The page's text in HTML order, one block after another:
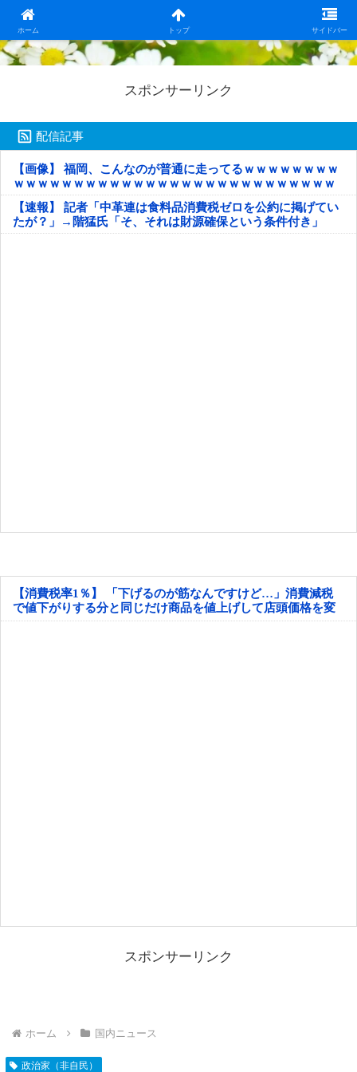
ホーム トップ サイドバー
日本第一！ニュース録
スポンサーリンク
配信記事
【画像】 福岡、こんなのが普通に走ってるｗｗｗｗｗｗｗｗ
ｗｗｗｗｗｗｗｗｗｗｗｗｗｗｗｗｗｗｗｗｗｗｗｗｗｗｗ
ｗｗｗｗｗ
【速報】 記者「中革連は食料品消費税ゼロを公約に掲げてい
たが？」→階猛氏「そ、それは財源確保という条件付き」
【消費税率1％】 「下げるのが筋なんですけど…」消費減税
で値下がりする分と同じだけ商品を値上げして店頭価格を変
えない店も
スポンサーリンク
ホーム 国内ニュース
政治家（非自民）